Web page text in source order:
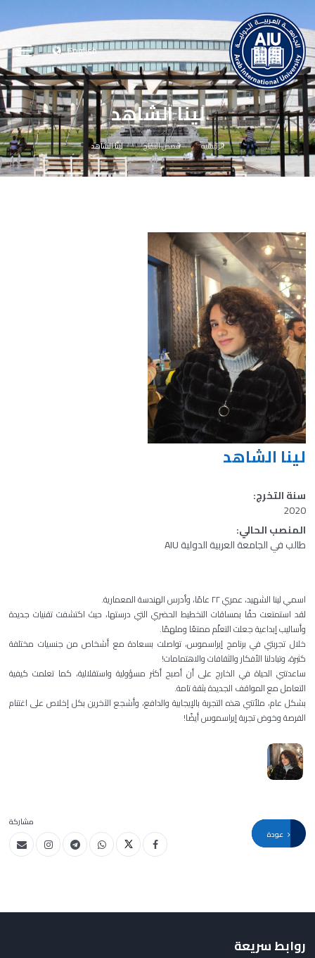
English
لينا الشاهد
الرئيسية قصص النجاح لينا الشاهد
لينا الشاهد
سنة التخرج:
2020
المنصب الحالي:
طالب في الجامعة العربية الدولية AIU
اسمي لينا الشهيد، عمري ٢٢ عامًا، وأدرس الهندسة المعمارية.
لقد استمتعت حقًا بمساقات التخطيط الحضري التي درستها، حيث اكتشفت تقنيات جديدة
وأساليب إبداعية جعلت التعلّم ممتعًا وملهمًا.
خلال تجربتي في برنامج إيراسموس، تواصلت بسعادة مع أشخاص من جنسيات مختلفة
كثيرة، وتبادلنا الأفكار والثقافات والاهتمامات!
ساعدتني الحياة في الخارج على أن أصبح أكثر مسؤولية واستقلالية، كما تعلمت كيفية
التعامل مع المواقف الجديدة بثقة تامة.
بشكل عام، ملأتني هذه التجربة بالإيجابية والدافع، وأشجع الآخرين بكل إخلاص على اغتنام
الفرصة وخوض تجربة إيراسموس أيضًا!
مشاركة
روابط سريعة